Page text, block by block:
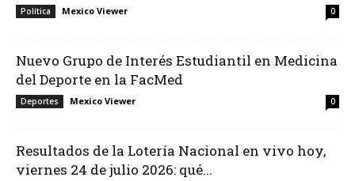
Política Mexico Viewer 0
Nuevo Grupo de Interés Estudiantil en Medicina
del Deporte en la FacMed
Deportes Mexico Viewer 0
Resultados de la Lotería Nacional en vivo hoy,
viernes 24 de julio 2026: qué...